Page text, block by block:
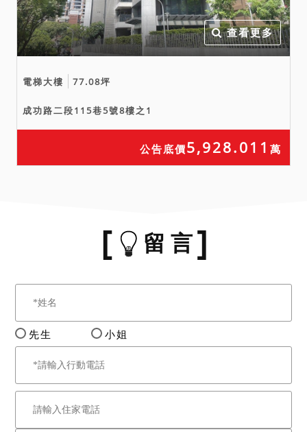
查看更多
電梯大樓 77.08坪
成功路二段115巷5號8樓之1
公告底價5,928.011 萬
留 言
先生 小姐